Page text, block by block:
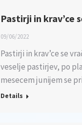
Pastirji in krav’ce
09/06/2022
Pastirji in krav’ce se
veselje pastirjev, po
mesecem junijem se
Details